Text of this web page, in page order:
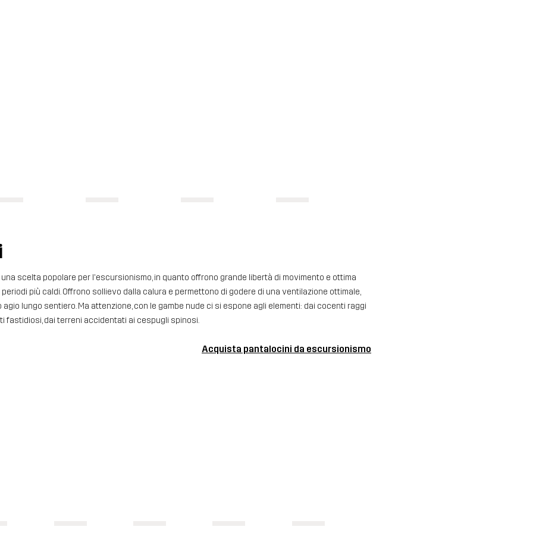
scelta popolare per l'escursionismo, in quanto offrono grande libertà di movimento e ottima
più caldi. Offrono sollievo dalla calura e permettono di godere di una ventilazione ottimale,
lungo sentiero. Ma attenzione, con le gambe nude ci si espone agli elementi: dai cocenti raggi
fastidiosi, dai terreni accidentati ai cespugli spinosi.
Acquista pantalocini da escursionismo